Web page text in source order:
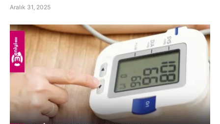
Aralık 31, 2025